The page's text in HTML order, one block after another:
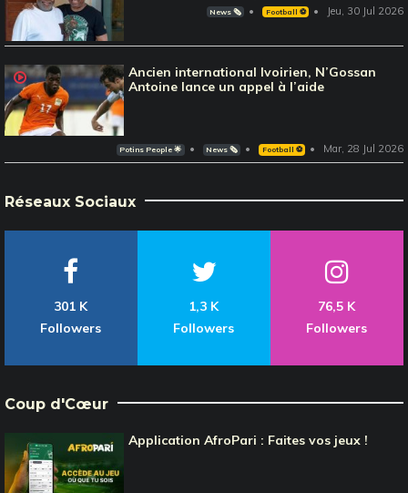
News 🗞️ Football ⚽️ Jeu, 30 Jul 2026
Ancien international Ivoirien, N’Gossan
Antoine lance un appel à l’aide
Potins People 🌟 News 🗞️ Football ⚽️ Mar, 28 Jul 2026
Réseaux Sociaux
301 K
Followers
1,3 K
Followers
76,5 K
Followers
Coup d'Cœur
Application AfroPari : Faites vos jeux !